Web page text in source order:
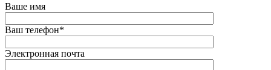
Ваше имя
Ваш телефон*
Электронная почта